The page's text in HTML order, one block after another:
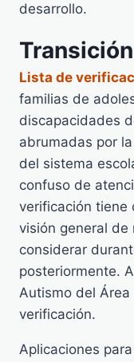
desarrollo.
Lista de
familias de
discapacidades
abrumadas por
del sistema
confuso de
verificación tiene
visión general de
considerar
posteriormente.
Autismo del
verificación.
Aplicaciones